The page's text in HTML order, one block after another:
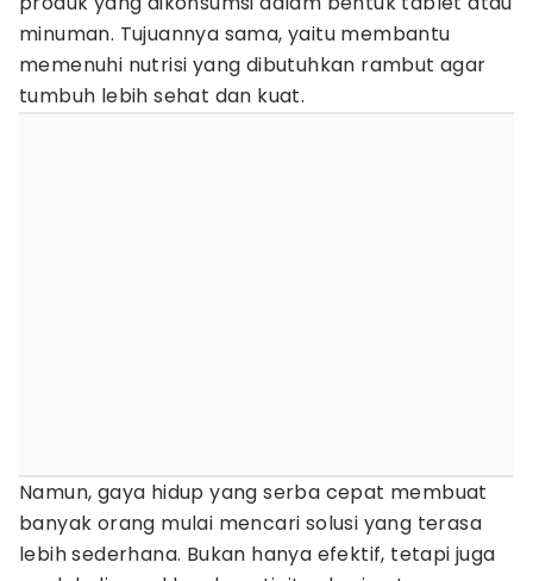
minuman. Tujuannya sama, yaitu membantu
memenuhi nutrisi yang dibutuhkan rambut agar
tumbuh lebih sehat dan kuat.
Namun, gaya hidup yang serba cepat membuat
banyak orang mulai mencari solusi yang terasa
lebih sederhana. Bukan hanya efektif, tetapi juga